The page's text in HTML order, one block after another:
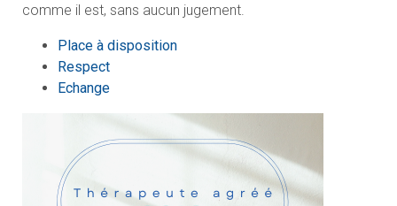
comme il est, sans aucun jugement.
Place à disposition
Respect
Echange